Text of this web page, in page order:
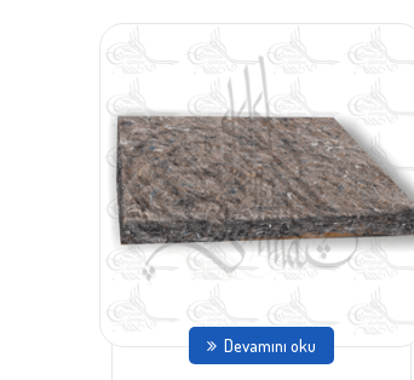
Devamını oku